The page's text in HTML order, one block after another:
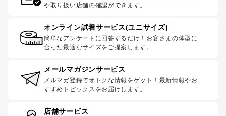
や取り扱い店舗の確認ができます。
オンライン試着サービス(ユニサイズ)
簡単なアンケートに回答するだけ！お客さまの体型に
合った最適なサイズをご提案します。
メールマガジンサービス
メルマガ登録でオトクな情報をゲット！最新情報やお
すすめトピックスをお届けします。
店舗サービス